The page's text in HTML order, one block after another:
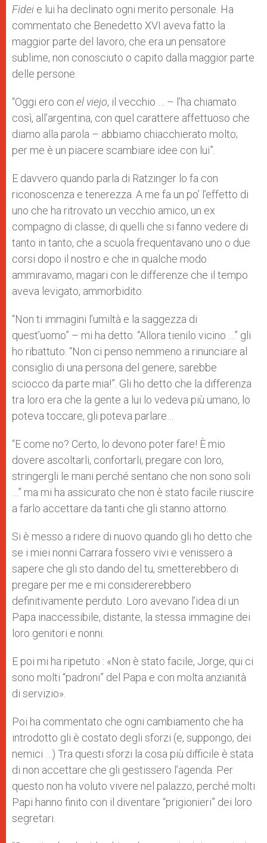
Fidei e lui ha declinato ogni merito personale. Ha
commentato che Benedetto XVI aveva fatto la
maggior parte del lavoro, che era un pensatore
sublime, non conosciuto o capito dalla maggior parte
delle persone.
“Oggi ero con el viejo, il vecchio … – l’ha chiamato
così, all’argentina, con quel carattere affettuoso che
diamo alla parola – abbiamo chiacchierato molto;
per me è un piacere scambiare idee con lui”.
E davvero quando parla di Ratzinger lo fa con
riconoscenza e tenerezza. A me fa un po’ l’effetto di
uno che ha ritrovato un vecchio amico, un ex
compagno di classe, di quelli che si fanno vedere di
tanto in tanto, che a scuola frequentavano uno o due
corsi dopo il nostro e che in qualche modo
ammiravamo, magari con le differenze che il tempo
aveva levigato, ammorbidito.
“Non ti immagini l’umiltà e la saggezza di
quest’uomo” – mi ha detto. “Allora tienilo vicino …” gli
ho ribattuto. “Non ci penso nemmeno a rinunciare al
consiglio di una persona del genere, sarebbe
sciocco da parte mia!”. Gli ho detto che la differenza
tra loro era che la gente a lui lo vedeva più umano, lo
poteva toccare, gli poteva parlare…
“E come no? Certo, lo devono poter fare! È mio
dovere ascoltarli, confortarli, pregare con loro,
stringergli le mani perché sentano che non sono soli
…” ma mi ha assicurato che non è stato facile riuscire
a farlo accettare da tanti che gli stanno attorno.
Si è messo a ridere di nuovo quando gli ho detto che
se i miei nonni Carrara fossero vivi e venissero a
sapere che gli sto dando del tu, smetterebbero di
pregare per me e mi considererebbero
definitivamente perduto. Loro avevano l’idea di un
Papa inaccessibile, distante, la stessa immagine dei
loro genitori e nonni.
E poi mi ha ripetuto : «Non è stato facile, Jorge, qui ci
sono molti “padroni” del Papa e con molta anzianità
di servizio».
Poi ha commentato che ogni cambiamento che ha
introdotto gli è costato degli sforzi (e, suppongo, dei
nemici …) Tra questi sforzi la cosa più difficile è stata
di non accettare che gli gestissero l’agenda. Per
questo non ha voluto vivere nel palazzo, perché molti
Papi hanno finito con il diventare “prigionieri” dei loro
segretari.